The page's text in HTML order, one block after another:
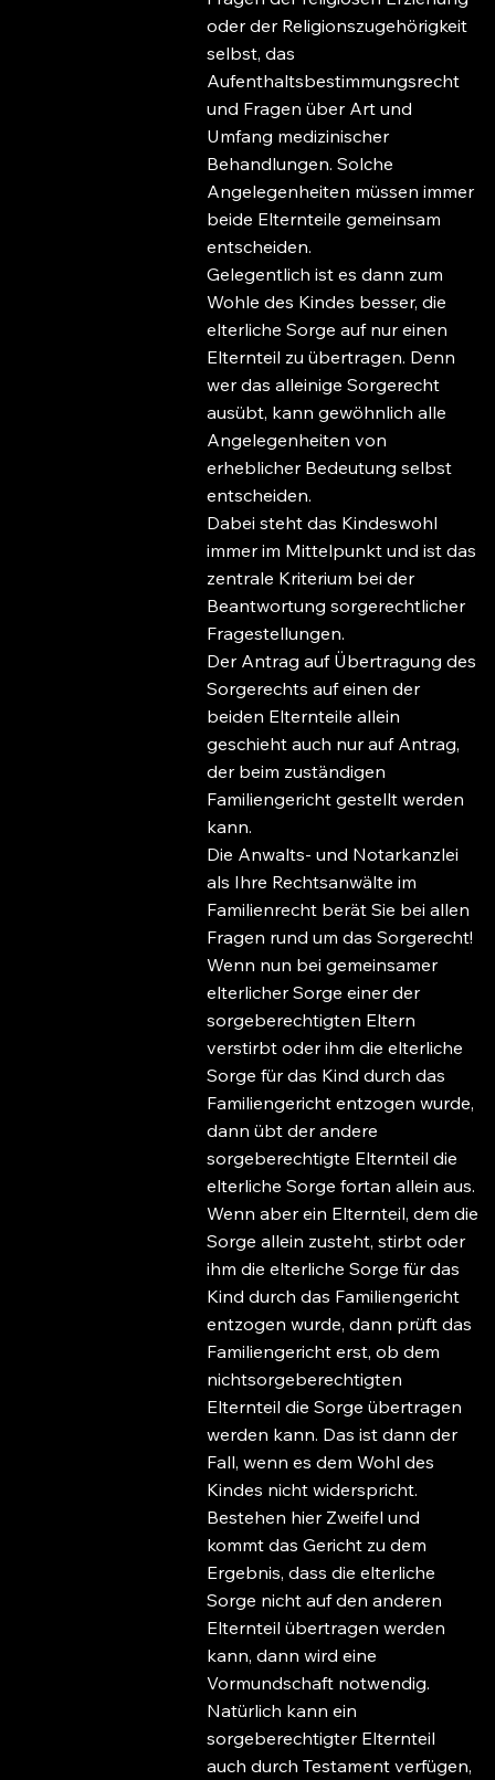
oder der Religionszugehörigkeit
selbst, das
Aufenthaltsbestimmungsrecht
und Fragen über Art und
Umfang medizinischer
Behandlungen. Solche
Angelegenheiten müssen immer
beide Elternteile gemeinsam
entscheiden.
Gelegentlich ist es dann zum
Wohle des Kindes besser, die
elterliche Sorge auf nur einen
Elternteil zu übertragen. Denn
wer das alleinige Sorgerecht
ausübt, kann gewöhnlich alle
Angelegenheiten von
erheblicher Bedeutung selbst
entscheiden.
Dabei steht das Kindeswohl
immer im Mittelpunkt und ist das
zentrale Kriterium bei der
Beantwortung sorgerechtlicher
Fragestellungen.
Der Antrag auf Übertragung des
Sorgerechts auf einen der
beiden Elternteile allein
geschieht auch nur auf Antrag,
der beim zuständigen
Familiengericht gestellt werden
kann.
Die Anwalts- und Notarkanzlei
als Ihre Rechtsanwälte im
Familienrecht berät Sie bei allen
Fragen rund um das Sorgerecht!
Wenn nun bei gemeinsamer
elterlicher Sorge einer der
sorgeberechtigten Eltern
verstirbt oder ihm die elterliche
Sorge für das Kind durch das
Familiengericht entzogen wurde,
dann übt der andere
sorgeberechtigte Elternteil die
elterliche Sorge fortan allein aus.
Wenn aber ein Elternteil, dem die
Sorge allein zusteht, stirbt oder
ihm die elterliche Sorge für das
Kind durch das Familiengericht
entzogen wurde, dann prüft das
Familiengericht erst, ob dem
nichtsorgeberechtigten
Elternteil die Sorge übertragen
werden kann. Das ist dann der
Fall, wenn es dem Wohl des
Kindes nicht widerspricht.
Bestehen hier Zweifel und
kommt das Gericht zu dem
Ergebnis, dass die elterliche
Sorge nicht auf den anderen
Elternteil übertragen werden
kann, dann wird eine
Vormundschaft notwendig.
Natürlich kann ein
sorgeberechtigter Elternteil
auch durch Testament verfügen,